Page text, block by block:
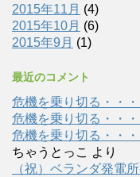
2015年11月 (4)
2015年10月 (6)
2015年9月 (1)
最近のコメント
危機を乗り切る・・
危機を乗り切る・・
危機を乗り切る・・
ちゃうとっこ より
（祝）ベランダ発電